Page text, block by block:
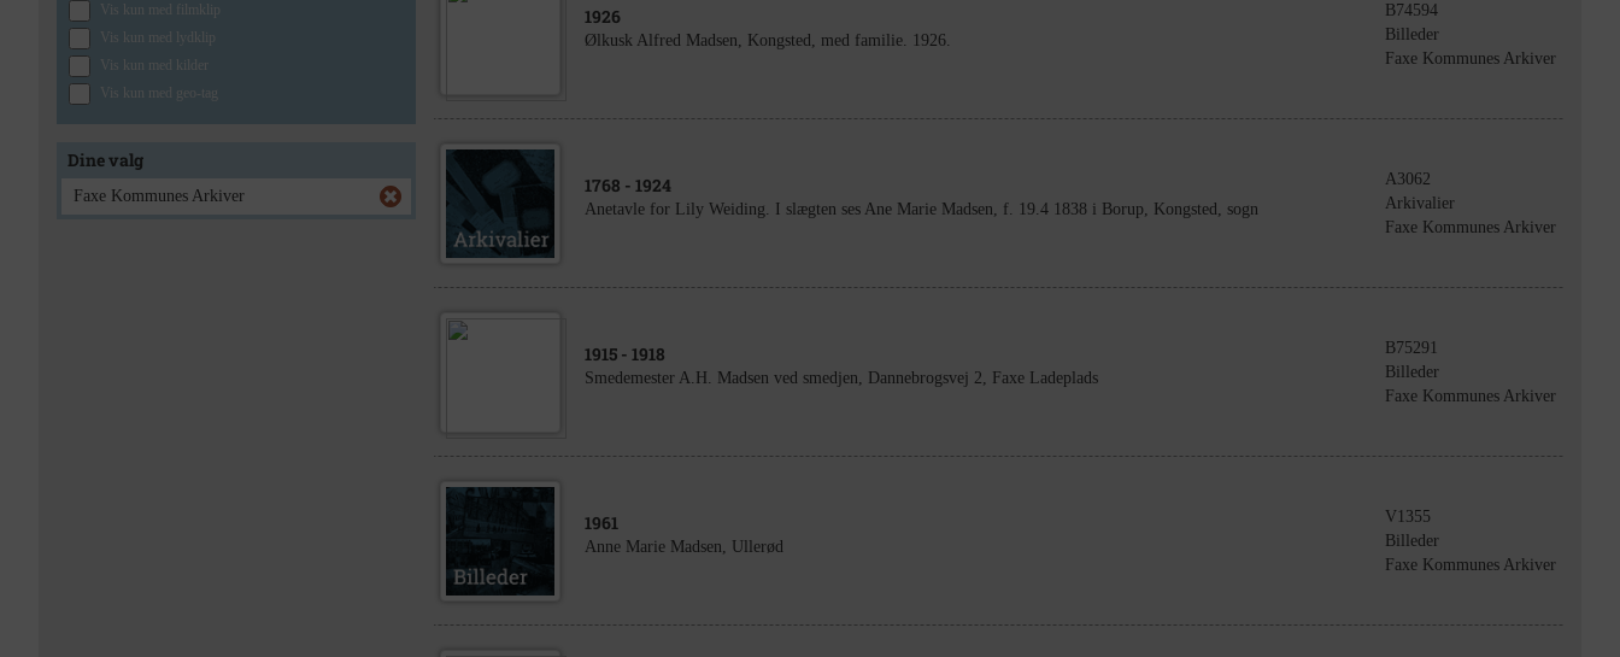
Vis kun med filmklip
Vis kun med lydklip
Vis kun med kilder
Vis kun med geo-tag
Dine valg
Faxe Kommunes Arkiver
1926
Ølkusk Alfred Madsen, Kongsted, med familie. 1926.
B74594
Billeder
Faxe Kommunes Arkiver
1768 - 1924
Anetavle for Lily Weiding. I slægten ses Ane Marie Madsen, f. 19.4 1838 i Borup, Kongsted, sogn
A3062
Arkivalier
Faxe Kommunes Arkiver
1915 - 1918
Smedemester A.H. Madsen ved smedjen, Dannebrogsvej 2, Faxe Ladeplads
B75291
Billeder
Faxe Kommunes Arkiver
1961
Anne Marie Madsen, Ullerød
V1355
Billeder
Faxe Kommunes Arkiver